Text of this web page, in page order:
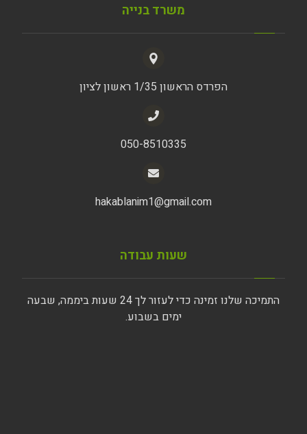
משרד בנייה
הפרדס הראשון 1/35 ראשון לציון
050-8510335
hakablanim1@gmail.com
שעות עבודה
התמיכה שלנו זמינה כדי לעזור לך 24 שעות ביממה, שבעה
ימים בשבוע.